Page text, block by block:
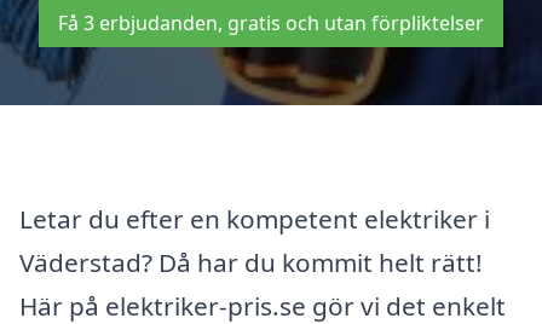
Få 3 erbjudanden, gratis och utan förpliktelser
Letar du efter en kompetent elektriker i
Väderstad? Då har du kommit helt rätt!
Här på elektriker-pris.se gör vi det enkelt